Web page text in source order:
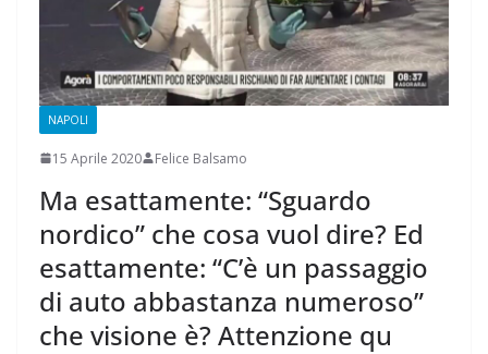
NAPOLI
15 Aprile 2020 Felice Balsamo
Ma esattamente: “Sguardo
nordico” che cosa vuol dire? Ed
esattamente: “C’è un passaggio
di auto abbastanza numeroso”
che visione è? Attenzione qu